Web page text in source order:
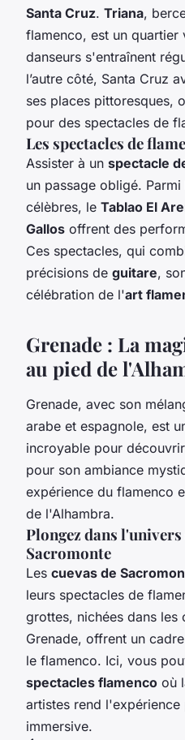
Santa Cruz. Triana,
flamenco, est un quartier
danseurs s'entraînent
l’autre côté, Santa Cruz
ses places pittoresques,
pour des spectacles de
Les spectacles de
Assister à un spectacle
un passage obligé.
célèbres, le Tablao El
Gallos offrent des
Ces spectacles, qui
précisions de guitare,
célébration de l'art
Grenade : La
au pied de
Grenade, avec son
arabe et espagnole, est
incroyable pour
pour son ambiance
expérience du flamenco
de l'Alhambra.
Plongez dans l'univers
Sacromonte
Les cuevas de
leurs spectacles de
grottes, nichées dans les
Grenade, offrent un
le flamenco. Ici, vous
spectacles flamenco où
artistes rend l'expérience
immersive.